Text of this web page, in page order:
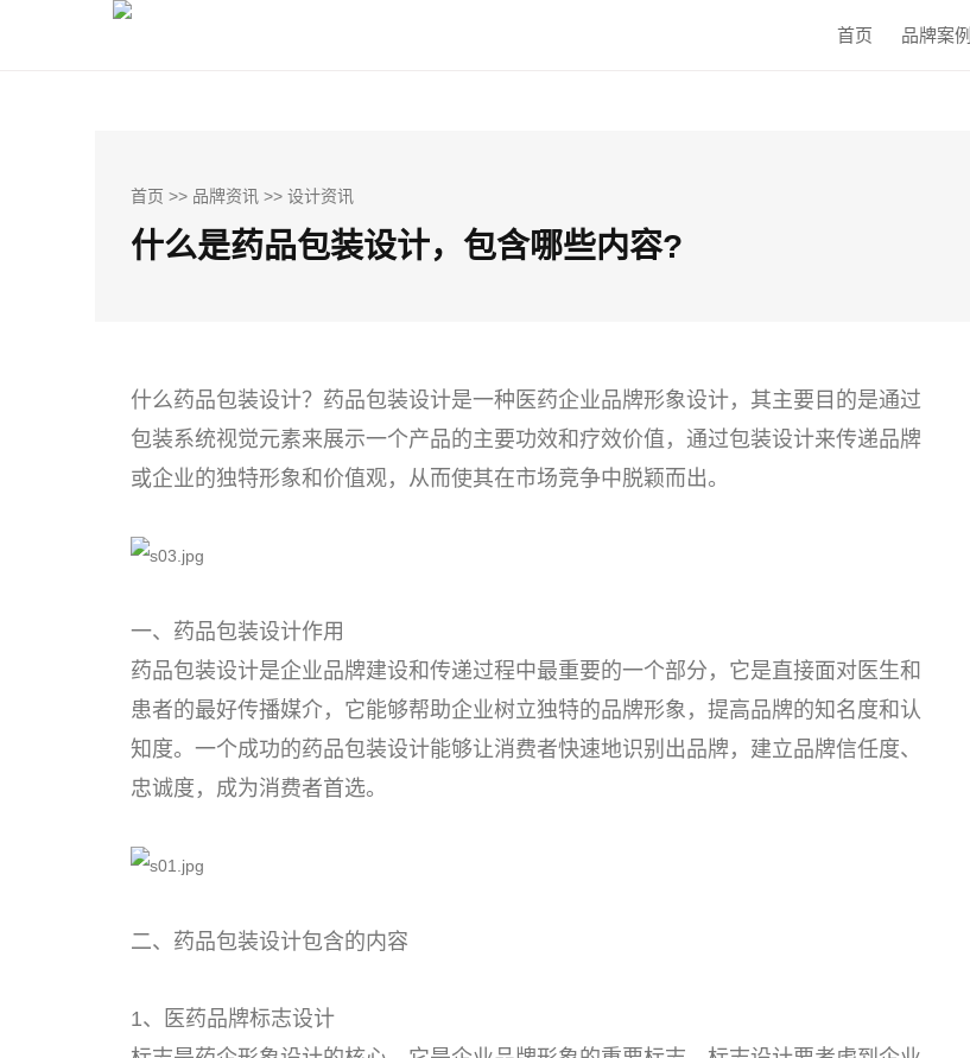
首页 品牌案例
首页 >> 品牌资讯 >> 设计资讯
什么是药品包装设计，包含哪些内容?
什么药品包装设计？药品包装设计是一种医药企业品牌形象设计，其主要目的是通过
包装系统视觉元素来展示一个产品的主要功效和疗效价值，通过包装设计来传递品牌
或企业的独特形象和价值观，从而使其在市场竞争中脱颖而出。
一、药品包装设计作用
药品包装设计是企业品牌建设和传递过程中最重要的一个部分，它是直接面对医生和
患者的最好传播媒介，它能够帮助企业树立独特的品牌形象，提高品牌的知名度和认
知度。一个成功的药品包装设计能够让消费者快速地识别出品牌，建立品牌信任度、
忠诚度，成为消费者首选。
二、药品包装设计包含的内容
1、医药品牌标志设计